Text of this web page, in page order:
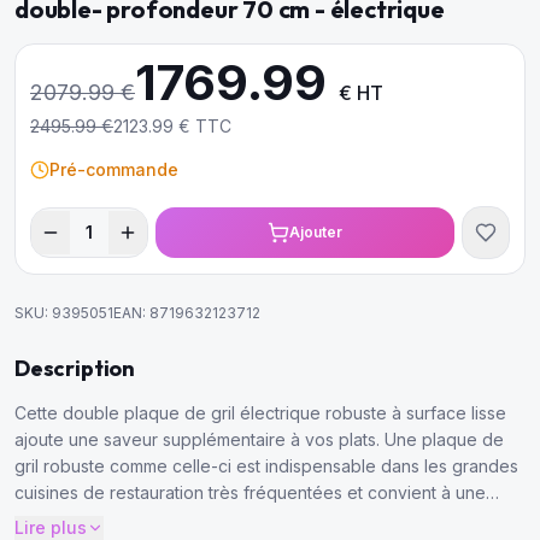
double- profondeur 70 cm - électrique
2079.99€1769.99 € HT
2495.99€2123.99 € TTC
Pré-commande
1 Ajouter
SKU: 9395051EAN: 8719632123712
Description
Cette double plaque de gril électrique robuste à surface lisse
ajoute une saveur supplémentaire à vos plats. Une plaque de
gril robuste comme celle-ci est indispensable dans les grandes
cuisines de restauration très fréquentées et convient à une
utilisation quotidienne intensive. Elle peut également être
Lire plus